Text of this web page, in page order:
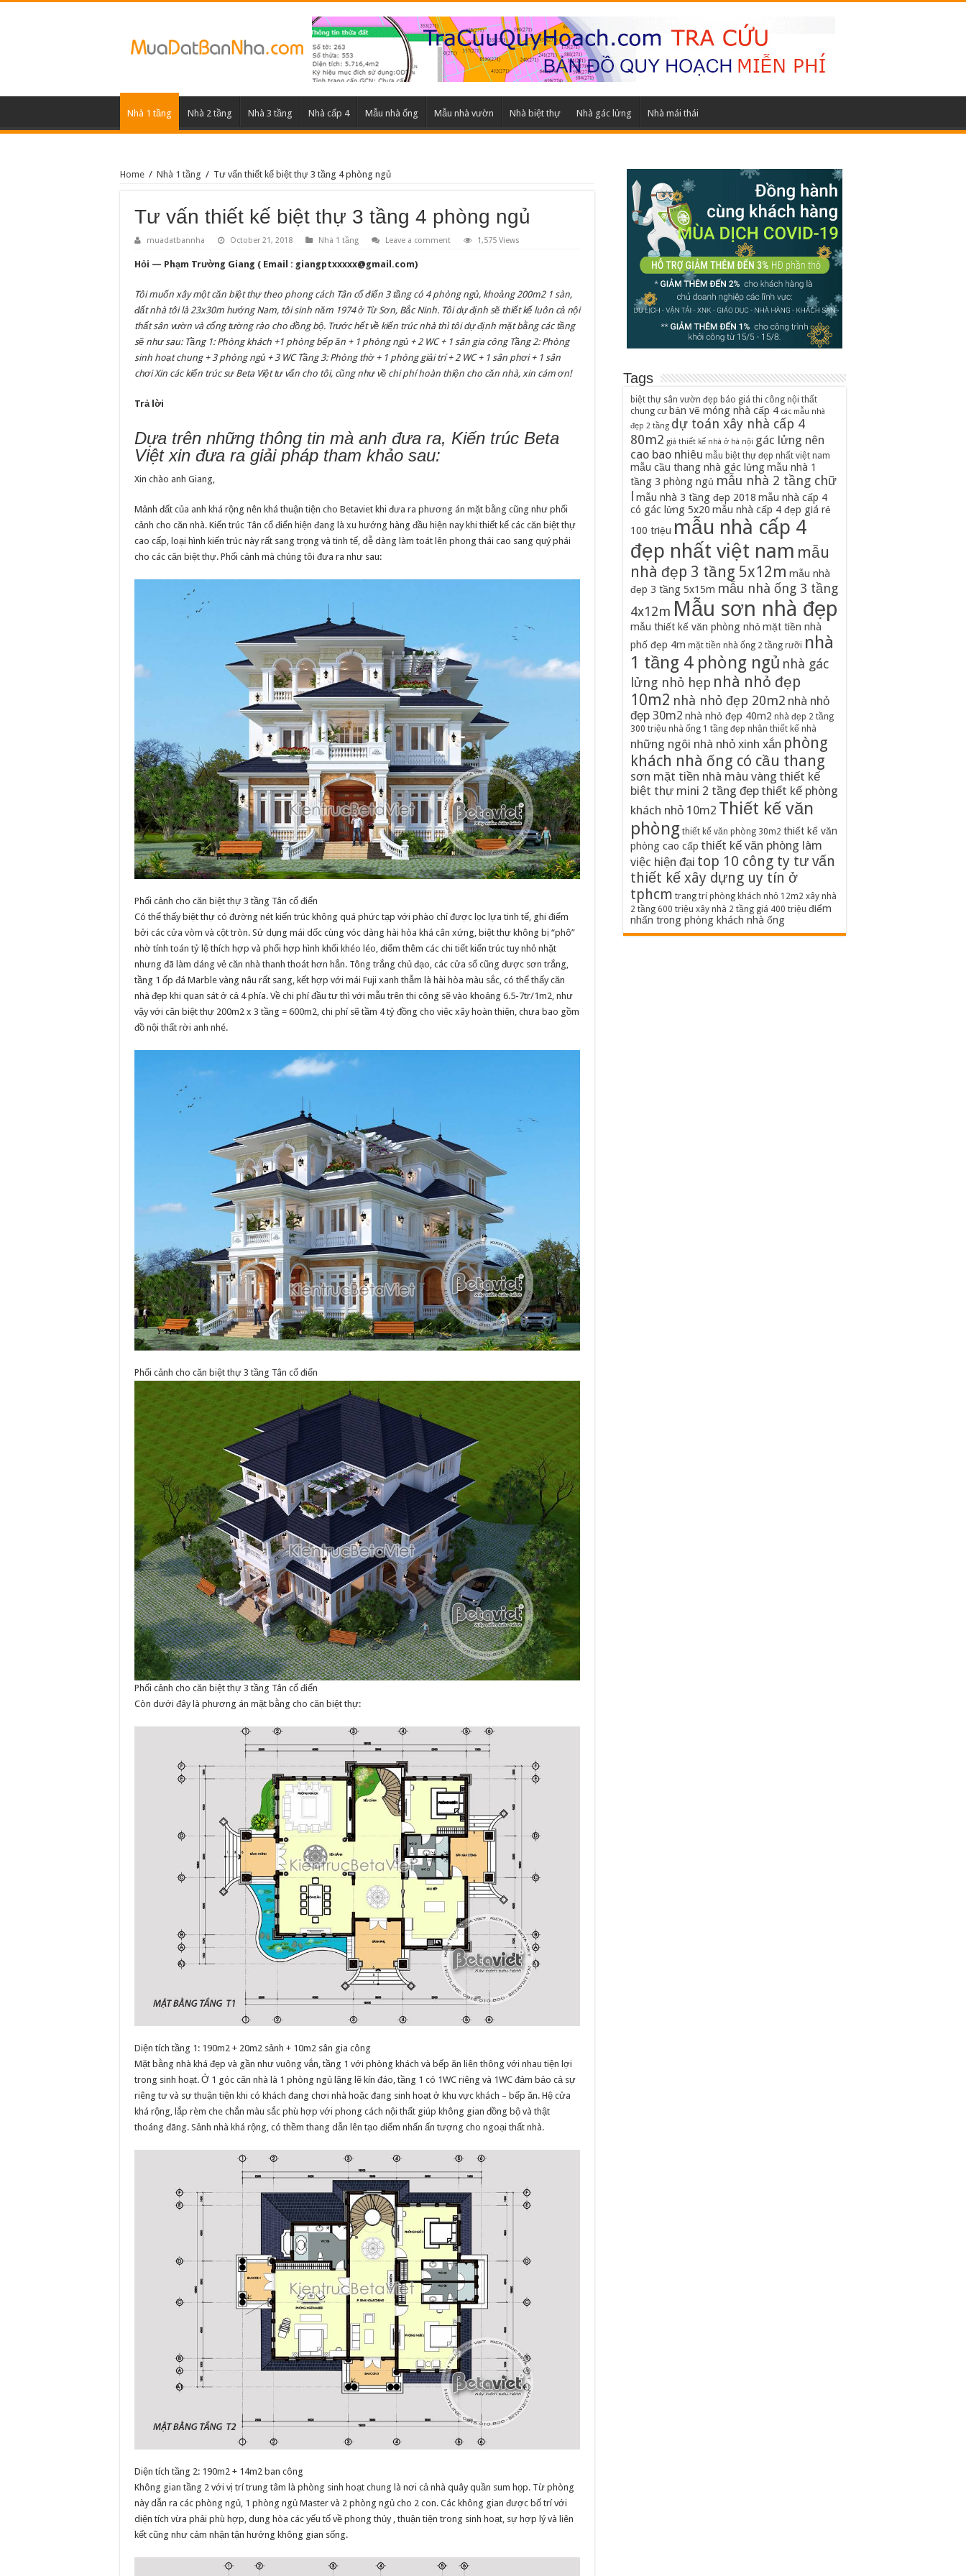
Nhà 1 tầng Nhà 2 tầng Nhà 3 tầng Nhà cấp 4 Mẫu nhà ống Mẫu nhà vườn Nhà biệt thự Nhà gác lửng Nhà mái thái
Home / Nhà 1 tầng / Tư vấn thiết kế biệt thự 3 tầng 4 phòng ngủ
Tư vấn thiết kế biệt thự 3 tầng 4 phòng ngủ
muadatbannha October 21, 2018 Nhà 1 tầng Leave a comment 1,575 Views
Hỏi — Phạm Trường Giang ( Email : giangptxxxxx@gmail.com)
Tôi muốn xây một căn biệt thự theo phong cách Tân cổ điển 3 tầng có 4 phòng ngủ, khoảng 200m2 1 sàn,
đất nhà tôi là 23x30m hướng Nam, tôi sinh năm 1974 ở Từ Sơn, Bắc Ninh. Tôi dự định sẽ thiết kế luôn cả nội
thất sân vườn và cổng tường rào cho đồng bộ. Trước hết về kiến trúc nhà thì tôi dự định mặt bằng các tầng
sẽ như sau: Tầng 1: Phòng khách +1 phòng bếp ăn + 1 phòng ngủ + 2 WC + 1 sân gia công Tầng 2: Phòng
sinh hoạt chung + 3 phòng ngủ + 3 WC Tầng 3: Phòng thờ + 1 phòng giải trí + 2 WC + 1 sân phơi + 1 sân
chơi Xin các kiến trúc sư Beta Việt tư vấn cho tôi, cũng như về chi phí hoàn thiện cho căn nhà, xin cám ơn!
Trả lời
Dựa trên những thông tin mà anh đưa ra, Kiến trúc Beta
Việt xin đưa ra giải pháp tham khảo sau:
Xin chào anh Giang,
Mảnh đất của anh khá rộng nên khá thuận tiện cho Betaviet khi đưa ra phương án mặt bằng cũng như phối
cảnh cho căn nhà. Kiến trúc Tân cổ điển hiện đang là xu hướng hàng đầu hiện nay khi thiết kế các căn biệt thự
cao cấp, loại hình kiến trúc này rất sang trọng và tinh tế, dễ dàng làm toát lên phong thái cao sang quý phái
cho các căn biệt thự. Phối cảnh mà chúng tôi đưa ra như sau:
Phối cảnh cho căn biệt thự 3 tầng Tân cổ điển
Có thể thấy biệt thự có đường nét kiến trúc không quá phức tạp với phào chỉ được lọc lựa tinh tế, ghi điểm
bởi các cửa vòm và cột tròn. Sử dụng mái dốc cùng vóc dàng hài hòa khá cân xứng, biệt thự không bị “phô”
nhờ tính toán tỷ lệ thích hợp và phối hợp hình khối khéo léo, điểm thêm các chi tiết kiến trúc tuy nhỏ nhặt
nhưng đã làm dáng vẻ căn nhà thanh thoát hơn hẳn. Tông trắng chủ đạo, các cửa sổ cũng được sơn trắng,
tầng 1 ốp đá Marble vàng nâu rất sang, kết hợp với mái Fuji xanh thẫm là hài hòa màu sắc, có thể thấy căn
nhà đẹp khi quan sát ở cả 4 phía. Về chi phí đầu tư thì với mẫu trên thi công sẽ vào khoảng 6.5-7tr/1m2, như
vậy với căn biệt thự 200m2 x 3 tầng = 600m2, chi phí sẽ tầm 4 tỷ đồng cho việc xây hoàn thiện, chưa bao gồm
đồ nội thất rời anh nhé.
Phối cảnh cho căn biệt thự 3 tầng Tân cổ điển
Phối cảnh cho căn biệt thự 3 tầng Tân cổ điển
Còn dưới đây là phương án mặt bằng cho căn biệt thự:
Diện tích tầng 1: 190m2 + 20m2 sảnh + 10m2 sân gia công
Mặt bằng nhà khá đẹp và gần như vuông vắn, tầng 1 với phòng khách và bếp ăn liên thông với nhau tiện lợi
trong sinh hoạt. Ở 1 góc căn nhà là 1 phòng ngủ lặng lẽ kín đáo, tầng 1 có 1WC riêng và 1WC đảm bảo cả sự
riêng tư và sự thuận tiện khi có khách đang chơi nhà hoặc đang sinh hoạt ở khu vực khách – bếp ăn. Hệ cửa
khá rộng, lắp rèm che chắn màu sắc phù hợp với phong cách nội thất giúp không gian đồng bộ và thật
thoáng đãng. Sảnh nhà khá rộng, có thềm thang dẫn lên tạo điểm nhấn ấn tượng cho ngoại thất nhà.
Diện tích tầng 2: 190m2 + 14m2 ban công
Không gian tầng 2 với vị trí trung tâm là phòng sinh hoạt chung là nơi cả nhà quây quần sum họp. Từ phòng
này dẫn ra các phòng ngủ, 1 phòng ngủ Master và 2 phòng ngủ cho 2 con. Các không gian được bố trí với
diện tích vừa phải phù hợp, dung hòa các yếu tố về phong thủy , thuận tiện trong sinh hoạt, sự hợp lý và liên
kết cũng như cảm nhận tận hưởng không gian sống.
Tags
biệt thự sân vườn đẹp báo giá thi công nội thất
chung cư bản vẽ móng nhà cấp 4 các mẫu nhà
đẹp 2 tầng dự toán xây nhà cấp 4
80m2 giá thiết kế nhà ở hà nội gác lửng nên
cao bao nhiêu mẫu biệt thự đẹp nhất việt nam
mẫu cầu thang nhà gác lửngmẫu nhà 1
tầng 3 phòng ngủ mẫu nhà 2 tầng chữ
mẫu nhà 3 tầng đẹp 2018 mẫu nhà cấp 4
có gác lửng 5x20 mẫu nhà cấp 4 đẹp giá rẻ
100 triệu mẫu nhà cấp 4
đẹp nhất việt nam mẫu
nhà đẹp 3 tầng 5x12m mẫu nhà
đẹp 3 tầng 5x15m mẫu nhà ống 3 tầng
4x12m Mẫu sơn nhà đẹp
mẫu thiết kế văn phòng nhỏmặt tiền nhà
phố đẹp 4m mặt tiền nhà ống 2 tầng rưỡi nhà
1 tầng 4 phòng ngủ nhà gác
lửng nhỏ hẹp nhà nhỏ đẹp
10m2 nhà nhỏ đẹp 20m2 nhà nhỏ
đẹp 30m2 nhà nhỏ đẹp 40m2 nhà đẹp 2 tầng
300 triệu nhà ống 1 tầng đẹp nhận thiết kế nhà
những ngôi nhà nhỏ xinh xắn phòng
khách nhà ống có cầu thang
sơn mặt tiền nhà màu vàng thiết kế
biệt thự mini 2 tầng đẹpthiết kế phòng
khách nhỏ 10m2 Thiết kế văn
phòng thiết kế văn phòng 30m2 thiết kế văn
phòng cao cấp thiết kế văn phòng làm
việc hiện đại top 10 công ty tư vấn
thiết kế xây dựng uy tín ở
tphcm trang trí phòng khách nhỏ 12m2 xây nhà
2 tầng 600 triệu xây nhà 2 tầng giá 400 triệu điểm
nhấn trong phòng khách nhà ống